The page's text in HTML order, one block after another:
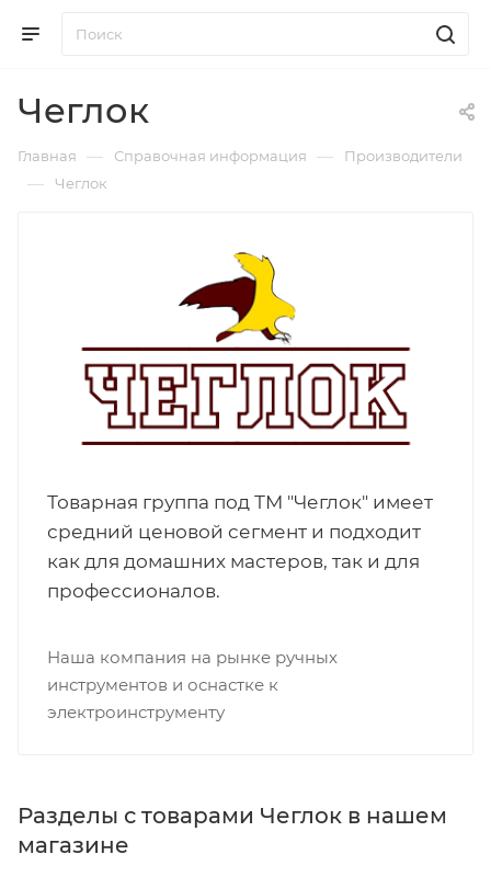
Чеглок
Главная — Справочная информация — Производители
— Чеглок
Товарная группа под ТМ "Чеглок" имеет
средний ценовой сегмент и подходит
как для домашних мастеров, так и для
профессионалов.
Наша компания на рынке ручных
инструментов и оснастке к
электроинструменту
Разделы с товарами Чеглок в нашем
магазине